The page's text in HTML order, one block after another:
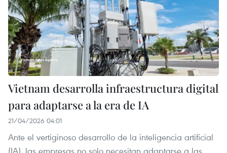
Vietnam desarrolla infraestructura digital
para adaptarse a la era de IA
21/04/2026 04:01
Ante el vertiginoso desarrollo de la inteligencia artificial
(IA), las empresas no solo necesitan adaptarse a las